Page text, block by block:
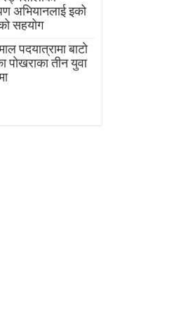
अभियानलाई इको
सहयोग
पदयात्रामा बाटाे
पाेखराका तीन युवा